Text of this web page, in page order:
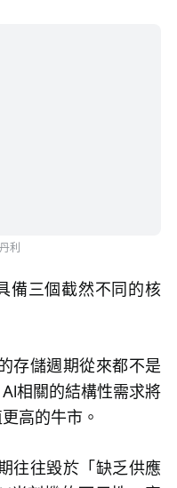
利
備三個截然不同的核
存儲週期從來都不是
相關的結構性需求將
高的牛市。
往往毀於「缺乏供應